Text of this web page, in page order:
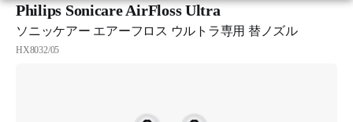
Philips Sonicare AirFloss Ultra
ソニッケアー エアーフロス ウルトラ専用 替ノズル
HX8032/05